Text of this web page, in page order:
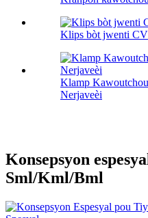
Klips bòt jwenti CV
Klamp
Nerjaveèi
Konsepsyon
Sml/Kml/Bml